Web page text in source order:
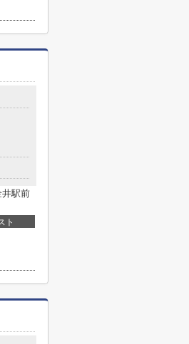
駅前
ト